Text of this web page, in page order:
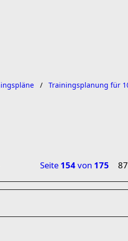
Trainingsplanung für
Seite 154von 175